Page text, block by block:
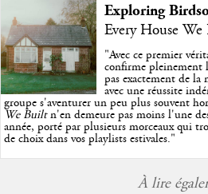
Exploring
Every House
"Avec ce premier
confirme pleinement
pas exactement de
avec une réussite
groupe s'aventurer un peu plus souvent
We Builtn'en demeure pas moins l'une
année, porté par plusieurs morceaux qui
de choix dans vos playlists estivales."
À lire